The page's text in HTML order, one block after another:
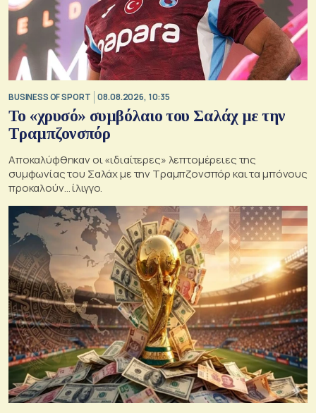
BUSINESS OF SPORT 08.08.2026, 10:35
Το «χρυσό» συμβόλαιο του Σαλάχ με την
Τραμπζονσπόρ
Αποκαλύφθηκαν οι «ιδιαίτερες» λεπτομέρειες της
συμφωνίας του Σαλάχ με την Τραμπζονσπόρ και τα μπόνους
προκαλούν… ίλιγγο.